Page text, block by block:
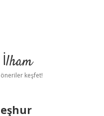
İlham
keşfet!